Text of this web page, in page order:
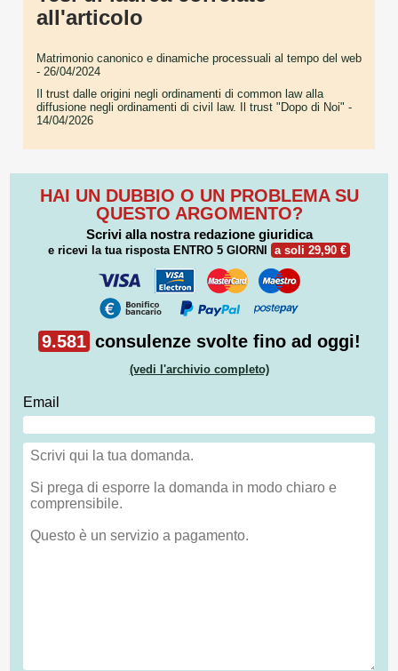
all'articolo
Matrimonio canonico e dinamiche processuali al tempo del web
- 26/04/2024
Il trust dalle origini negli ordinamenti di common law alla
diffusione negli ordinamenti di civil law. Il trust "Dopo di Noi" -
14/04/2026
HAI UN DUBBIO O UN PROBLEMA SU
QUESTO ARGOMENTO?
Scrivi alla nostra redazione giuridica
e ricevi la tua risposta ENTRO 5 GIORNI a soli 29,90 €
9.581 consulenze svolte fino ad oggi!
(vedi l'archivio completo)
Email